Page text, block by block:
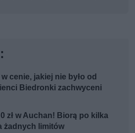
cenie, jakiej nie było od
Biedronki zachwyceni
zł w Auchan! Biorą po kilka
żadnych limitów